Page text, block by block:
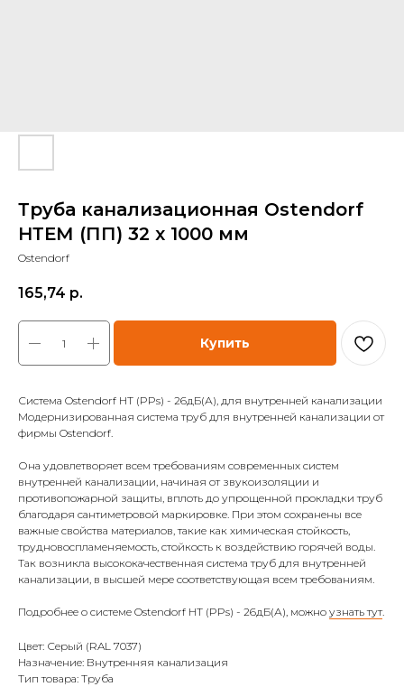
Труба канализационная Ostendorf
НТЕМ (ПП) 32 x 1000 мм
Ostendorf
165,74 р.
Купить
Система Ostendorf HT (PPs) - 26дБ(А), для внутренней канализации
Модернизированная система труб для внутренней канализации от
фирмы Ostendorf.
Она удовлетворяет всем требованиям современных систем
внутренней канализации, начиная от звукоизоляции и
противопожарной защиты, вплоть до упрощенной прокладки труб
благодаря сантиметровой маркировке. При этом сохранены все
важные свойства материалов, такие как химическая стойкость,
трудновоспламеняемость, стойкость к воздействию горячей воды.
Так возникла высококачественная система труб для внутренней
канализации, в высшей мере соответствующая всем требованиям.
Подробнее о системе Ostendorf HT (PPs) - 26дБ(А), можно узнать тут.
Цвет: Серый (RAL 7037)
Назначение: Внутренняя канализация
Тип товара: Труба